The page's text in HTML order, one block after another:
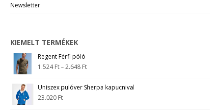
Newsletter
KIEMELT TERMÉKEK
Regent Férfi póló
1.524Ft–2.648 Ft
Uniszex pulóver Sherpa kapucnival
23.020 Ft